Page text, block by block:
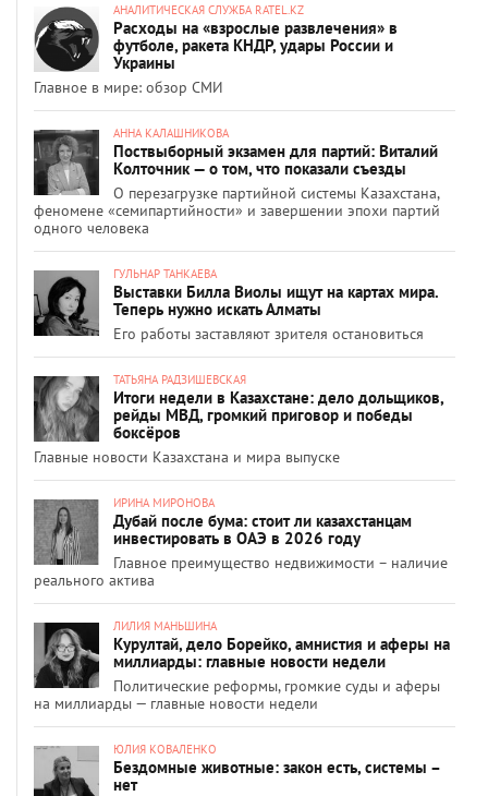
АНАЛИТИЧЕСКАЯ СЛУЖБА RATEL.KZ
Расходы на «взрослые развлечения» в
футболе, ракета КНДР, удары России и
Украины
Главное в мире: обзор СМИ
АННА КАЛАШНИКОВА
Поствыборный экзамен для партий: Виталий
Колточник — о том, что показали съезды
О перезагрузке партийной системы Казахстана,
феномене «семипартийности» и завершении эпохи партий
одного человека
ГУЛЬНАР ТАНКАЕВА
Выставки Билла Виолы ищут на картах мира.
Теперь нужно искать Алматы
Его работы заставляют зрителя остановиться
ТАТЬЯНА РАДЗИШЕВСКАЯ
Итоги недели в Казахстане: дело дольщиков,
рейды МВД, громкий приговор и победы
боксёров
Главные новости Казахстана и мира выпуске
ИРИНА МИРОНОВА
Дубай после бума: стоит ли казахстанцам
инвестировать в ОАЭ в 2026 году
Главное преимущество недвижимости – наличие
реального актива
ЛИЛИЯ МАНЬШИНА
Курултай, дело Борейко, амнистия и аферы на
миллиарды: главные новости недели
Политические реформы, громкие суды и аферы
на миллиарды — главные новости недели
ЮЛИЯ КОВАЛЕНКО
Бездомные животные: закон есть, системы –
нет